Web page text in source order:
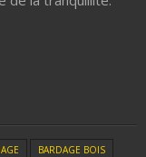
BARDAGE BOIS